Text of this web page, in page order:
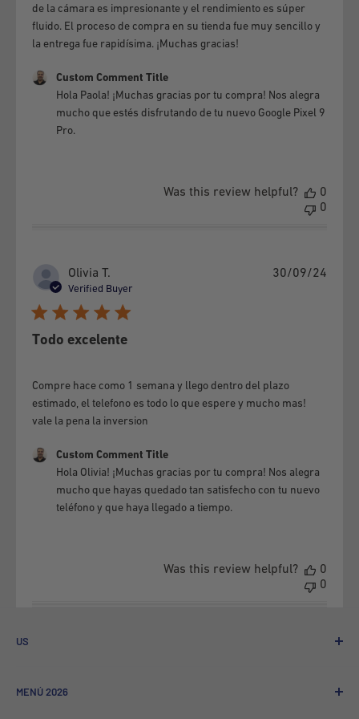
purchase order and the means of payment used. Products
purchased in the Store Withdrawal mode can only be
dispatch order number.
de la cámara es impresionante y el rendimiento es súper
fluido. El proceso de compra en su tienda fue muy sencillo y
la entrega fue rapidísima. ¡Muchas gracias!
Comments by Store Owner on Review by Custom
Custom Comment Title
Hola Paola! ¡Muchas gracias por tu compra! Nos alegra
mucho que estés disfrutando de tu nuevo Google Pixel 9
Pro.
Was this review helpful?
0
0
Olivia T.
Verified Buyer
Todo excelente
Compre hace como 1 semana y llego dentro del plazo
estimado, el telefono es todo lo que espere y mucho mas!
vale la pena la inversion
Comments by Store Owner on Review by Custom
Custom Comment Title
Hola Olivia! ¡Muchas gracias por tu compra! Nos alegra
mucho que hayas quedado tan satisfecho con tu nuevo
teléfono y que haya llegado a tiempo.
30/09/24
Was this review helpful?
0
0
US
Referral program
MENÚ 2026